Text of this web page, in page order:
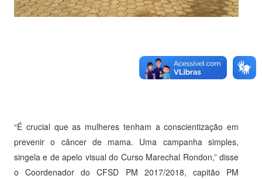
“É crucial que as mulheres tenham a conscientização em
prevenir o câncer de mama. Uma campanha simples,
singela e de apelo visual do Curso Marechal Rondon,” disse
o Coordenador do CFSD PM 2017/2018, capitão PM